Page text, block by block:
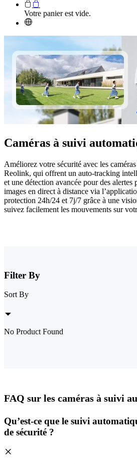
Votre panier est vide.
Caméras à suivi
Améliorez votre sécurité avec les
Reolink, qui offrent un auto-tracking
et une détection avancée pour des alertes
images en direct à distance via
protection 24h/24 et 7j/7 grâce à une
suivez facilement les mouvements sur
Filter By
Sort By
No Product Found
FAQ sur les caméras à suivi
Qu’est-ce que le suivi
de sécurité ?